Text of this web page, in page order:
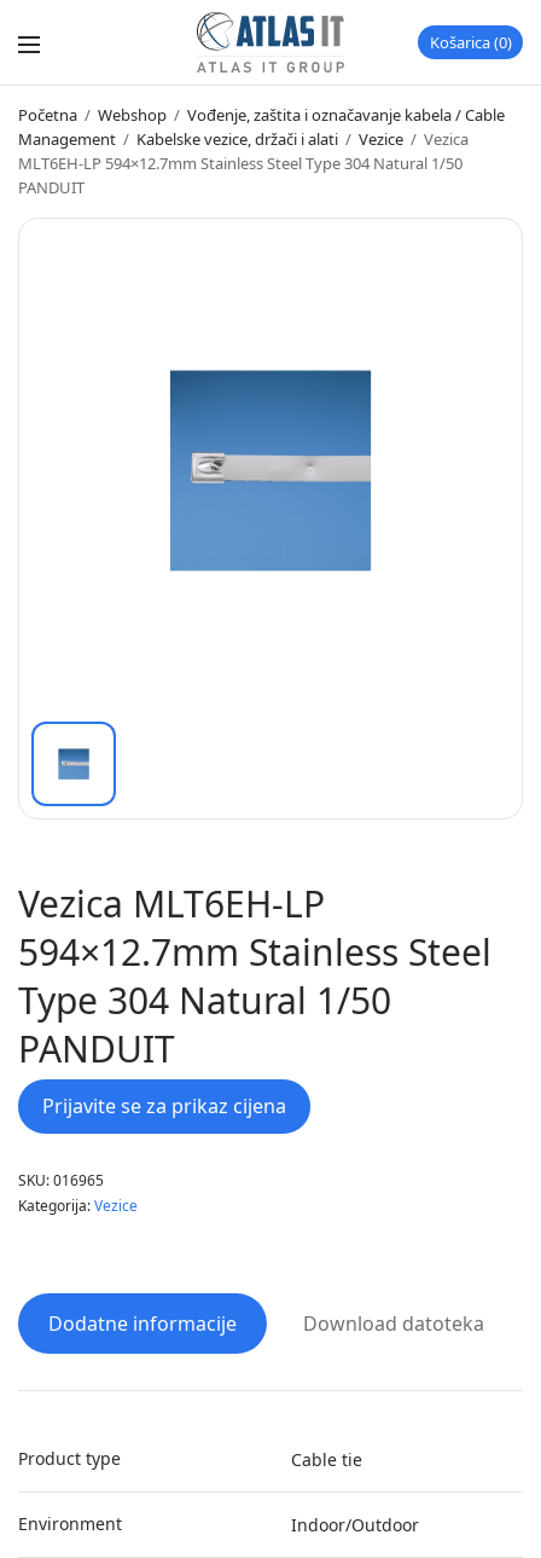
Košarica 0
Početna / Webshop / Vođenje, zaštita i označavanje kabela / Cable
Management / Kabelske vezice, držači i alati / Vezice / Vezica
MLT6EH-LP 594×12.7mm Stainless Steel Type 304 Natural 1/50
PANDUIT
Vezica MLT6EH-LP
594×12.7mm Stainless Steel
Type 304 Natural 1/50
PANDUIT
Prijavite se za prikaz cijena
SKU:016965
Kategorija:Vezice
Dodatne informacije Download datoteka
Product type Cable tie
Environment Indoor/Outdoor